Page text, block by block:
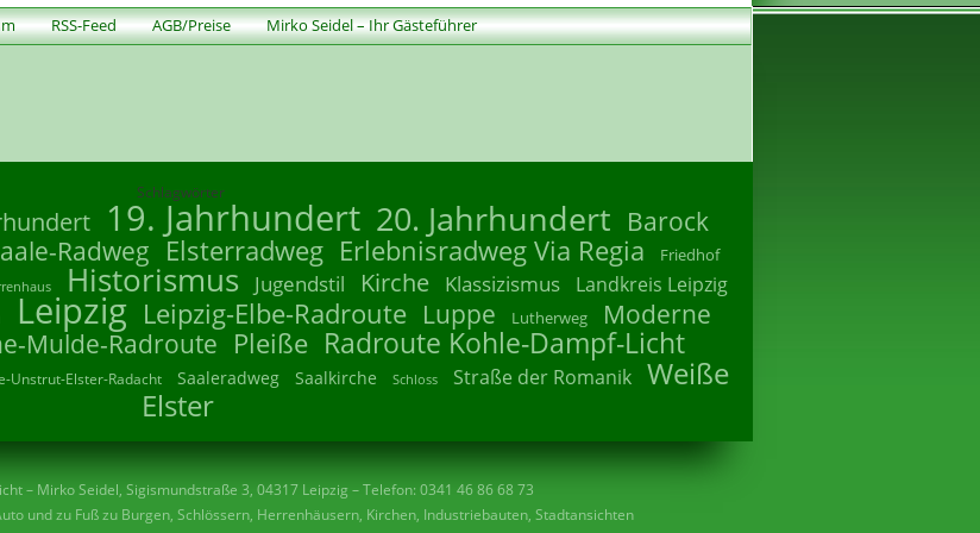
RSS-Feed AGB/Preise Mirko Seidel – Ihr Gästeführer
Schlagwörter
19. Jahrhundert 20. Jahrhundert Barock
Radweg Elsterradweg Erlebnisradweg Via Regia Friedhof
Historismus Jugendstil Kirche Klassizismus Landkreis Leipzig
Leipzig Leipzig-Elbe-Radroute Luppe Lutherweg Moderne
Mulde-Radroute Pleiße Radroute Kohle-Dampf-Licht
Unstrut-Elster-Radacht Saaleradweg Saalkirche Schloss Straße der Romanik Weiße
Elster
– Mirko Seidel, Sigismundstraße 3, 04317 Leipzig – Telefon: 0341 46 86 68 73
und zu Fuß zu Burgen, Schlössern, Herrenhäusern, Kirchen, Industriebauten, Stadtansichten